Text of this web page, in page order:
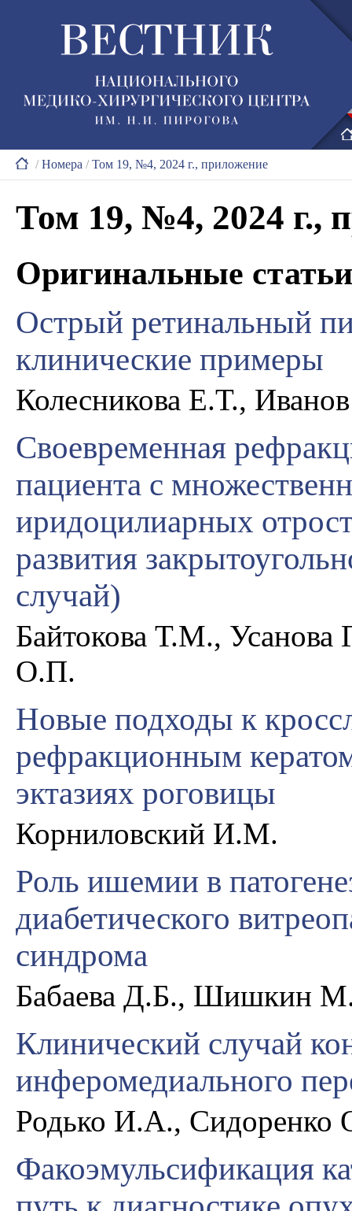
/Номера /Том 19, №4, 2024 г., приложение
Том 19, №4, 2024 г.,
Оригинальные статьи
Oстрый ретинальный
клинические примеры
Колесникова Е.Т.,
Своевременная
пациента с
иридоцилиарных
развития
случай)
Байтокова Т.М.,
О.П.
Новые подходы к
рефракционным
эктазиях роговицы
Корниловский И.М.
Роль ишемии в
диабетического
синдрома
Бабаева Д.Б., Шишкин
Клинический случай
инферомедиального
Родько И.А.,
Факоэмульсификация